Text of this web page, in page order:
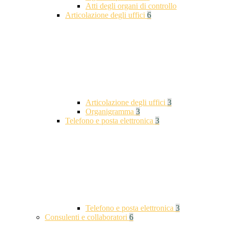
Atti degli organi di controllo
Articolazione degli uffici 6
Articolazione degli uffici 3
Organigramma 3
Telefono e posta elettronica 3
Telefono e posta elettronica 3
Consulenti e collaboratori 6